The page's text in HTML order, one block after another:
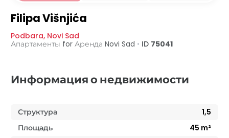
Filipa Višnjića
Podbara, Novi Sad
Апартаменты for Аренда Novi Sad • ID 75041
Информация о недвижимости
Структура
1,5
Площадь
45 m²